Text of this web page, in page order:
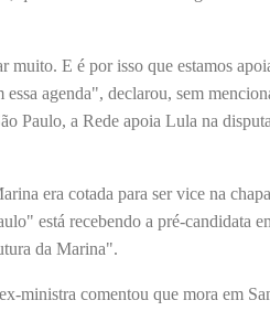
muito. E é por isso que estamos
agenda", declarou, sem
Paulo, a Rede apoia Lula na disputa
era cotada para ser vice na
está recebendo a pré-candidata
da Marina".
ministra comentou que mora em